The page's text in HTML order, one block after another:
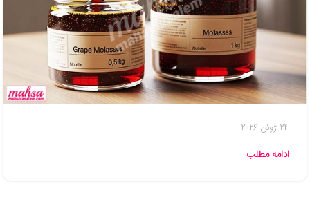
24 ژوئن 2026
ادامه مطلب